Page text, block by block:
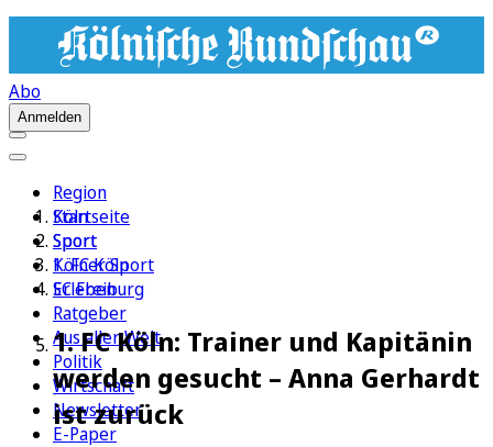
Abo
Anmelden
Region
Köln
Sport
1. FC Köln
Erleben
Ratgeber
Aus aller Welt
Politik
Wirtschaft
Newsletter
E-Paper
Startseite
Sport
Kölner Sport
SC Freiburg
1. FC Köln: Trainer und Kapitänin
werden gesucht – Anna Gerhardt
ist zurück